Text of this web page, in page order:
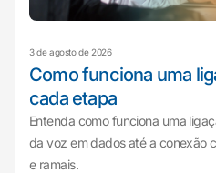
3 de agosto de 2026
Como funciona uma
cada etapa
Entenda como funciona uma
da voz em dados até a conexão
e ramais.